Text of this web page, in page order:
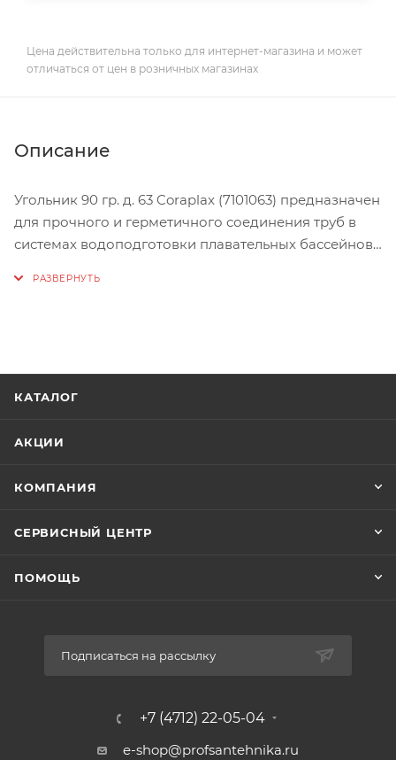
Цена действительна только для интернет-магазина и может
отличаться от цен в розничных магазинах
Описание
Угольник 90 гр. д. 63 Coraplax (7101063) предназначен
для прочного и герметичного соединения труб в
системах водоподготовки плавательных бассейнов.
Материал: ПВХ
Диаметр трубы: 63 мм
Тип подсоединения: под вклейку
КАТАЛОГ
АКЦИИ
КОМПАНИЯ
СЕРВИСНЫЙ ЦЕНТР
ПОМОЩЬ
Подписаться на рассылку
+7 (4712) 22-05-04
e-shop@profsantehnika.ru